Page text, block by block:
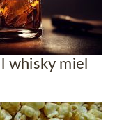
whisky miel